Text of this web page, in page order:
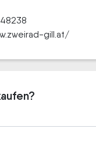
gill.at/